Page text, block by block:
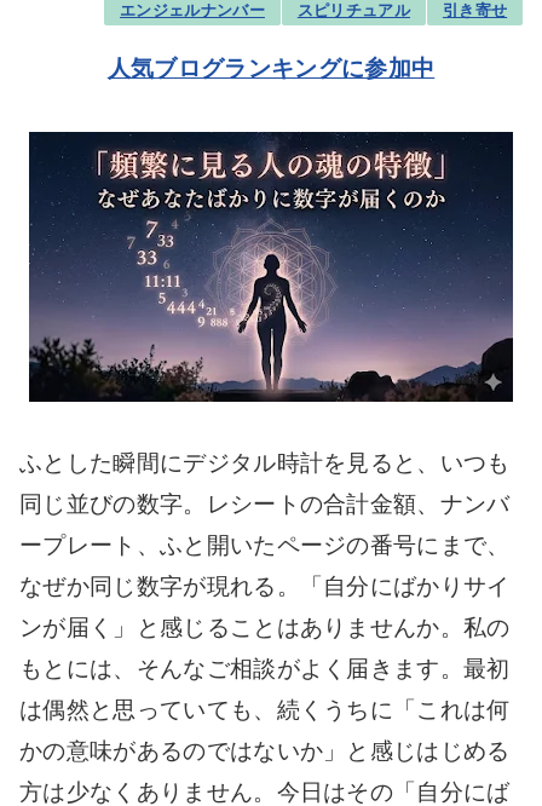
エンジェルナンバー スピリチュアル 引き寄せ
人気ブログランキングに参加中
ふとした瞬間にデジタル時計を見ると、いつも
同じ並びの数字。レシートの合計金額、ナンバ
ープレート、ふと開いたページの番号にまで、
なぜか同じ数字が現れる。「自分にばかりサイ
ンが届く」と感じることはありませんか。私の
もとには、そんなご相談がよく届きます。最初
は偶然と思っていても、続くうちに「これは何
かの意味があるのではないか」と感じはじめる
方は少なくありません。今日はその「自分にば